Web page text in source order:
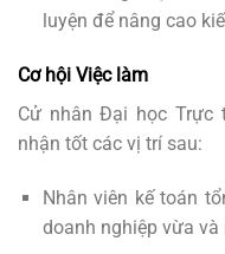
luyện để nâng cao
Cơ hội Việc làm
Cử nhân Đại học Trực
nhận tốt các vị trí sau:
Nhân viên kế toán
doanh nghiệp vừa và